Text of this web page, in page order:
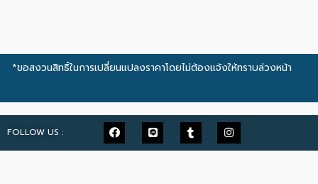
*ขอสงวนสิทธิ์ในการเปลี่ยนแปลงราคาโดยไม่ต้องแจ้งให้ทราบล่วงหน้า
FOLLOW US :